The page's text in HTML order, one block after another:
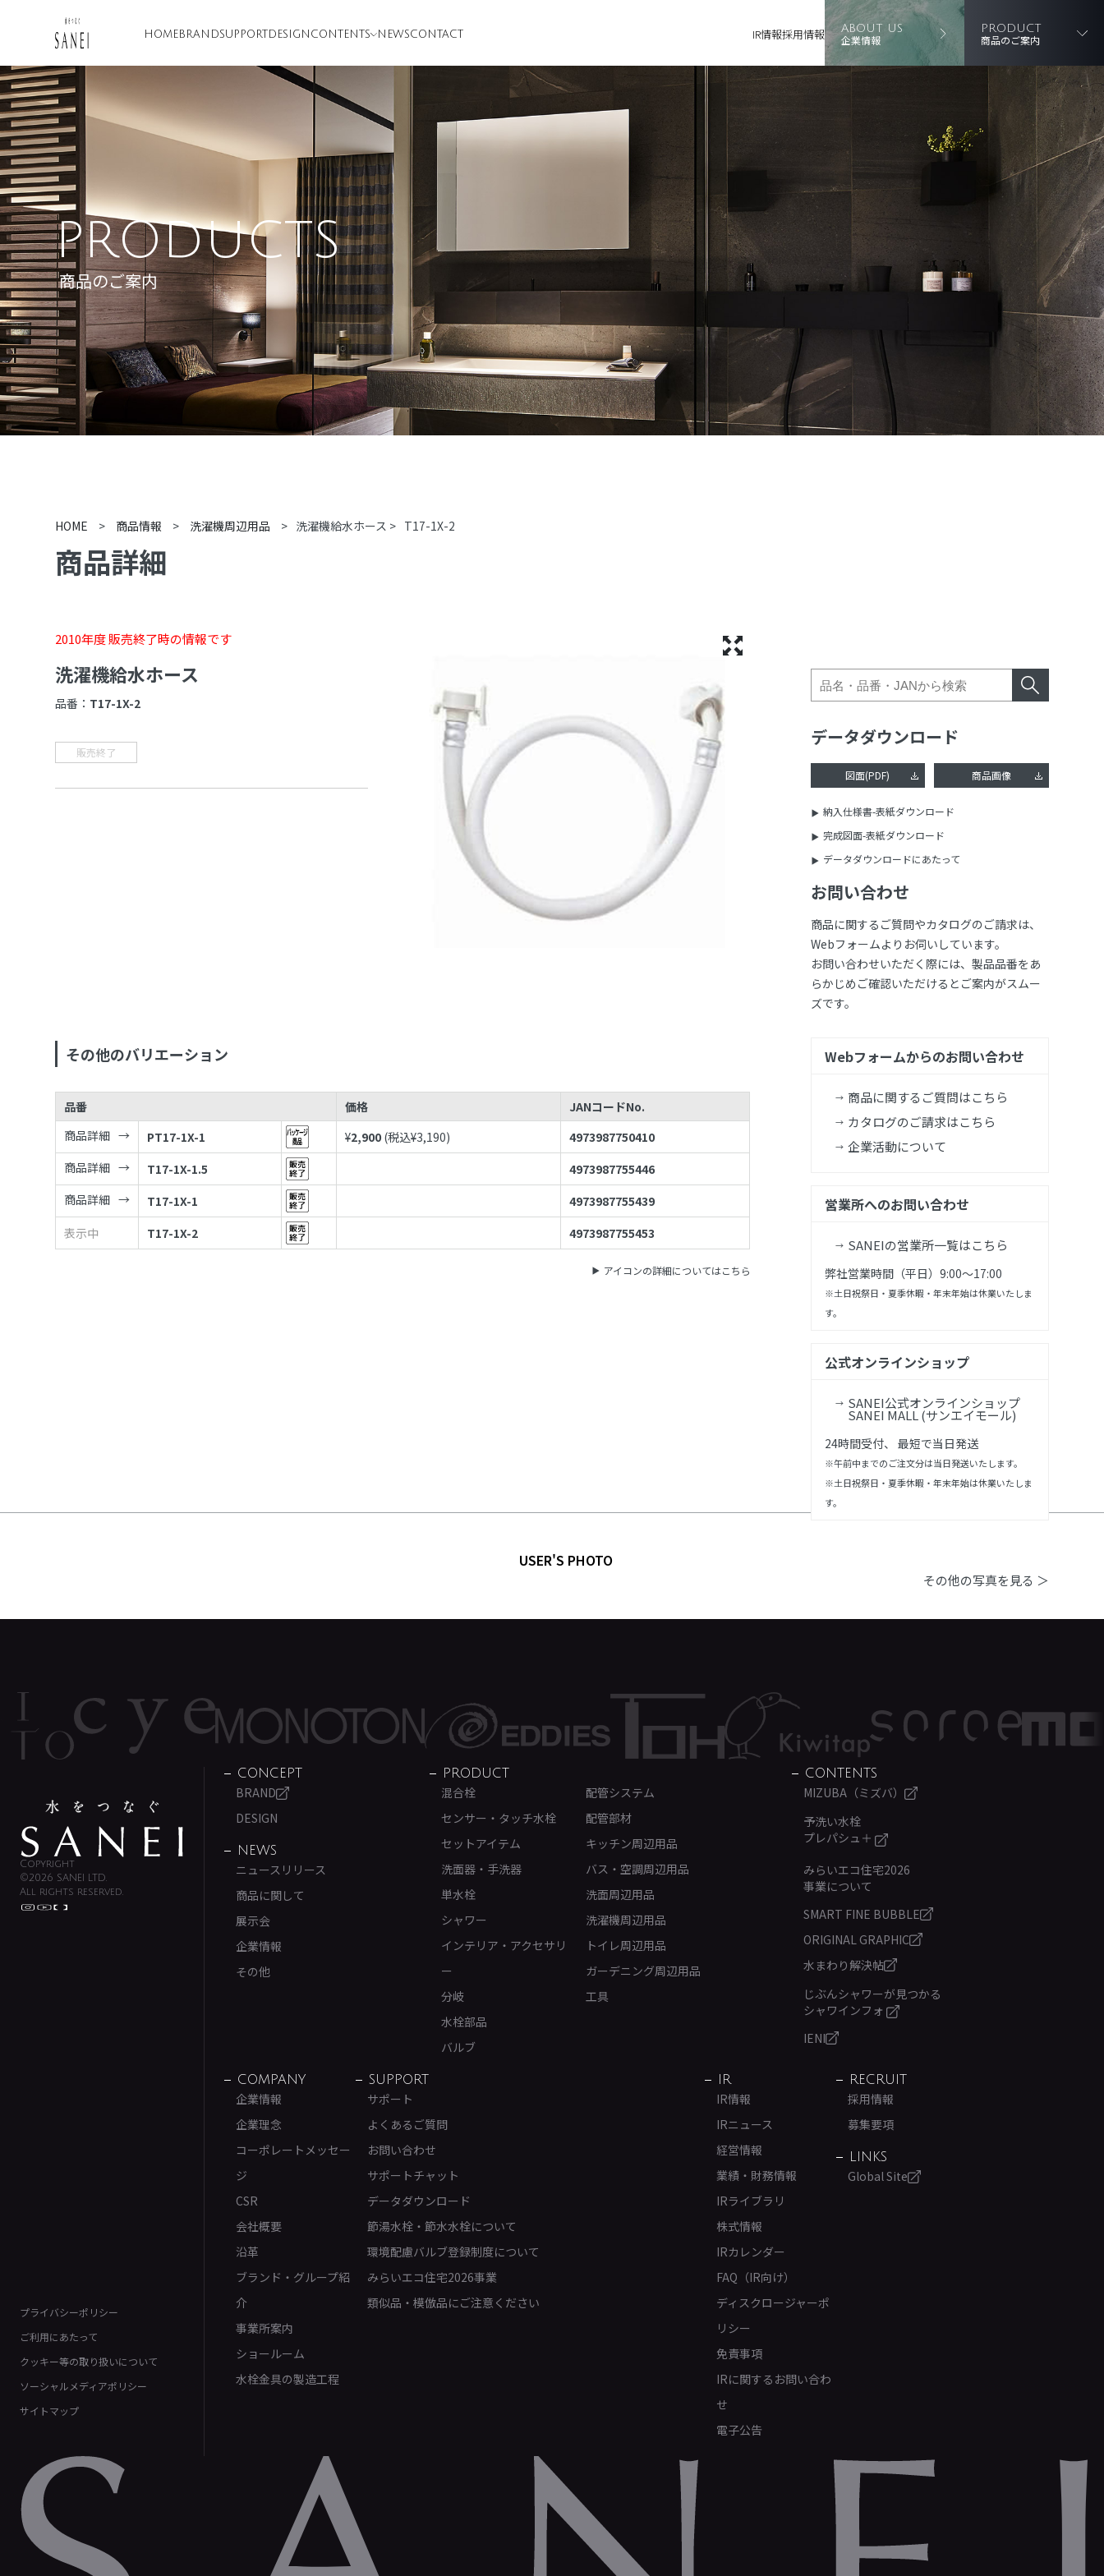
HOME BRANDSUPPORT DESIGN CONTENTS NEWSCONTACT IR情報採用情報 ABOUT US
企業情報
PRODUCT
商品のご案内
PRODUCTS
商品のご案内
HOME > 商品情報 > 洗濯機周辺用品 > 洗濯機給水ホース > T17-1X-2
商品詳細
2010年度 販売終了時の情報です
洗濯機給水ホース
品番： T17-1X-2
販売終了
その他のバリエーション
品番 価格
JANコードNo.
商品詳細
PT17-1X-1 ¥2,900 (税込¥3,190)
4973987750410
商品詳細
T17-1X-1.5
4973987755446
商品詳細
T17-1X-1
4973987755439
表示中
T17-1X-2 4973987755453
アイコンの詳細についてはこちら
データダウンロード
図面(PDF) 商品画像
納入仕様書-表紙ダウンロード
完成図面-表紙ダウンロード
データダウンロードにあたって
お問い合わせ
商品に関するご質問やカタログのご請求は、
Webフォームよりお伺いしています。
お問い合わせいただく際には、製品品番をあ
らかじめご確認いただけるとご案内がスムー
ズです。
Webフォームからのお問い合わせ
商品に関するご質問はこちら
カタログのご請求はこちら
企業活動について
営業所へのお問い合わせ
SANEIの営業所一覧はこちら
弊社営業時間（平日）9:00～17:00
※土日祝祭日・夏季休暇・年末年始は休業いたしま
す。
公式オンラインショップ
SANEI公式オンラインショップ
SANEI MALL (サンエイモール)
24時間受付、 最短で当日発送
※午前中までのご注文分は当日発送いたします。
※土日祝祭日・夏季休暇・年末年始は休業いたしま
す。
USER'S PHOTO
その他の写真を見る ＞
Copyright
©2026 SANEI LTD.
All rights reserved.
プライバシーポリシー
ご利用にあたって
クッキー等の取り扱いについて
ソーシャルメディアポリシー
サイトマップ
CONCEPT
BRAND
DESIGN
NEWS
ニュースリリース
商品に関して
展示会
企業情報
その他
PRODUCT
混合栓
センサー・タッチ水栓
セットアイテム
洗面器・手洗器
単水栓
シャワー
インテリア・アクセサリ
ー
分岐
水栓部品
バルブ
配管システム
配管部材
キッチン周辺用品
バス・空調周辺用品
洗面周辺用品
洗濯機周辺用品
トイレ周辺用品
ガーデニング周辺用品
工具
CONTENTS
MIZUBA（ミズバ）
予洗い水栓
プレパシュ＋
みらいエコ住宅2026
事業について
SMART FINE BUBBLE
ORIGINAL GRAPHIC
水まわり解決帖
じぶんシャワーが見つかる
シャワインフォ
IENI
COMPANY
企業情報
企業理念
コーポレートメッセー
ジ
CSR
会社概要
沿革
ブランド・グループ紹
介
事業所案内
ショールーム
水栓金具の製造工程
SUPPORT
サポート
よくあるご質問
お問い合わせ
サポートチャット
データダウンロード
節湯水栓・節水水栓について
環境配慮バルブ登録制度について
みらいエコ住宅2026事業
類似品・模倣品にご注意ください
IR
IR情報
IRニュース
経営情報
業績・財務情報
IRライブラリ
株式情報
IRカレンダー
FAQ（IR向け）
ディスクロージャーポ
リシー
免責事項
IRに関するお問い合わ
せ
電子公告
RECRUIT
採用情報
募集要項
LINKS
Global Site